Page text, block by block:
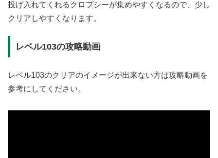
投げ入れてくれるクロプシーが集めやすくなるので、少し
クリアしやすくなります。
レベル103の攻略動画
レベル103のクリアのイメージが出来ない方は攻略動画を
参考にしてください。